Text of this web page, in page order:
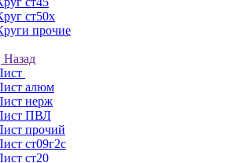
ст50х
прочие
Назад
алюм
нерж
ПВЛ
прочий
ст09г2с
ст20